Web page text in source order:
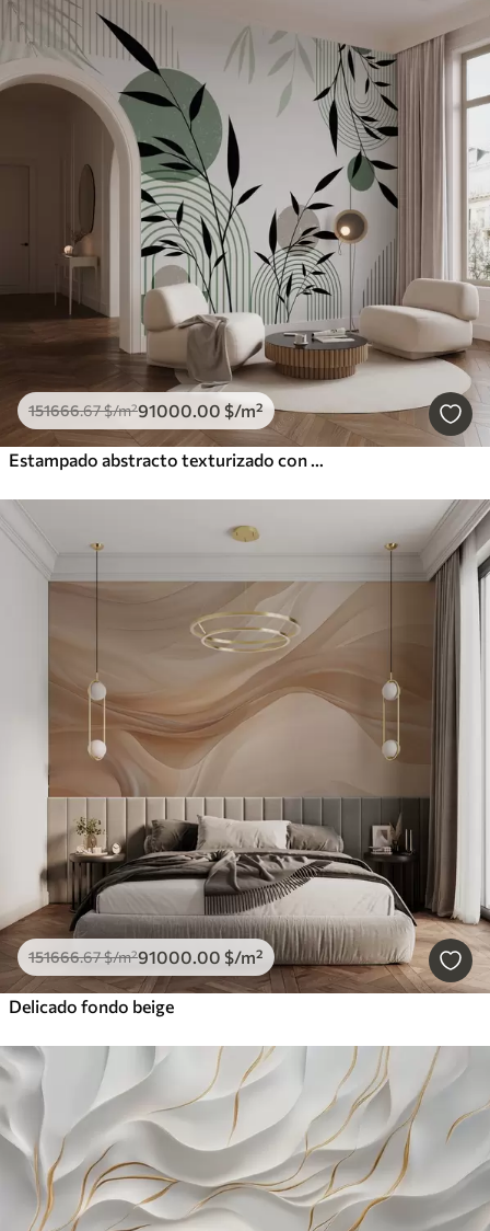
151666.67$/m²91000.00 $/m²
Estampado abstracto texturizado con formas geométricas, círculos y arcos y plantas negras y verdes sobre fondo blanco
151666.67$/m²91000.00 $/m²
Delicado fondo beige